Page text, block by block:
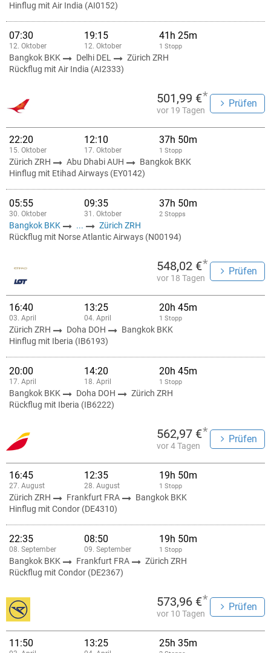
Hinflug mit Air India (AI0152)
07:30
12. Oktober
19:15
12. Oktober
41h 25m
1 Stopp
Bangkok BKK Delhi DEL
Zürich ZRH
Rückflug mit Air India (AI2333)
501,99 €*
vor 19 Tagen
Prüfen
22:20
15. Oktober
12:10
17. Oktober
37h 50m
1 Stopp
Zürich ZRH Abu Dhabi AUH
Bangkok BKK
Hinflug mit Etihad Airways (EY0142)
05:55
30. Oktober
09:35
31. Oktober
37h 50m
2 Stopps
Bangkok BKK ...
Zürich ZRH
Rückflug mit Norse Atlantic Airways (N00194)
548,02 €*
vor 18 Tagen
Prüfen
16:40
03. April
13:25
04. April
20h 45m
1 Stopp
Zürich ZRH Doha DOH
Bangkok BKK
Hinflug mit Iberia (IB6193)
20:00
17. April
14:20
18. April
20h 45m
1 Stopp
Bangkok BKK Doha DOH
Zürich ZRH
Rückflug mit Iberia (IB6222)
562,97 €*
vor 4 Tagen
Prüfen
16:45
27. August
12:35
28. August
19h 50m
1 Stopp
Zürich ZRH Frankfurt FRA
Bangkok BKK
Hinflug mit Condor (DE4310)
22:35
08. September
08:50
09. September
19h 50m
1 Stopp
Bangkok BKK Frankfurt FRA
Zürich ZRH
Rückflug mit Condor (DE2367)
573,96 €*
vor 10 Tagen
Prüfen
11:50 13:25 25h 35m